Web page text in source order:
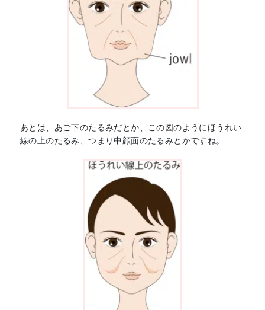
あとは、あご下のたるみだとか、この図のようにほうれい
線の上のたるみ、つまり中顔面のたるみとかですね。